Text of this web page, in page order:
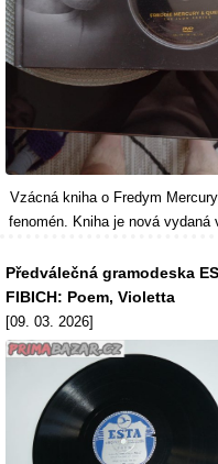
Vzácná kniha o Fredym
fenomén. Kniha je nová
Předválečná gramodeska
FIBICH: Poem, Violetta
[09. 03. 2026]